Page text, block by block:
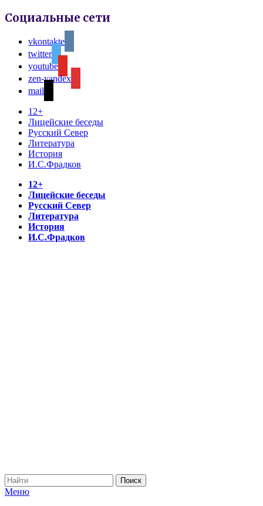
Социальные сети
vkontakte
twitter
youtube
zen-yandex
mail
12+
Лицейские беседы
Русский Север
Литература
История
И.С.Фрадков
12+
Лицейские беседы
Русский Север
Литература
История
И.С.Фрадков
Меню